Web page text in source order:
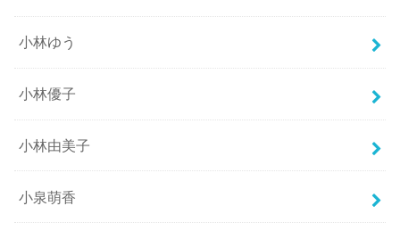
小林ゆう
小林優子
小林由美子
小泉萌香